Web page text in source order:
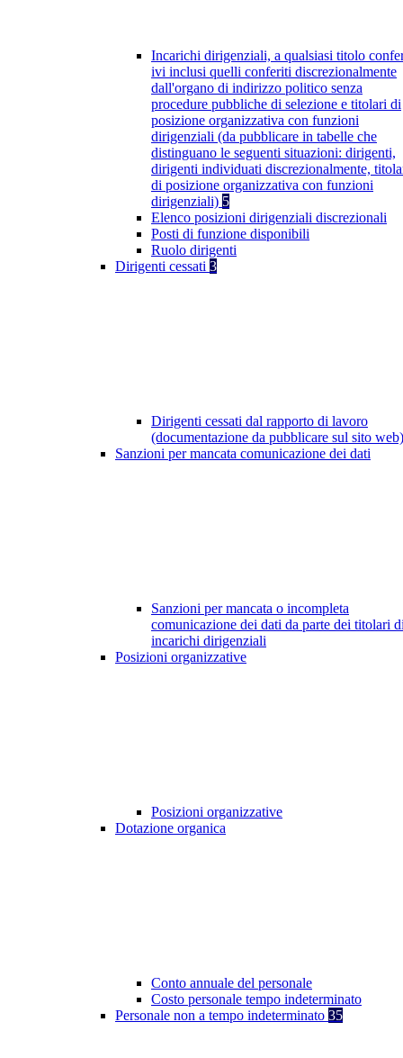
Incarichi dirigenziali, a qualsiasi titolo
ivi inclusi quelli conferiti discrezionalmente
dall'organo di indirizzo politico senza
procedure pubbliche di selezione e titolari di
posizione organizzativa con funzioni
dirigenziali (da pubblicare in tabelle che
distinguano le seguenti situazioni: dirigenti,
dirigenti individuati discrezionalmente,
di posizione organizzativa con funzioni
dirigenziali) 5
Elenco posizioni dirigenziali discrezionali
Posti di funzione disponibili
Ruolo dirigenti
Dirigenti cessati 3
Dirigenti cessati dal rapporto di lavoro
(documentazione da pubblicare sul sito
Sanzioni per mancata comunicazione dei dati
Sanzioni per mancata o incompleta
comunicazione dei dati da parte dei titolari
incarichi dirigenziali
Posizioni organizzative
Posizioni organizzative
Dotazione organica
Conto annuale del personale
Costo personale tempo indeterminato
Personale non a tempo indeterminato 35